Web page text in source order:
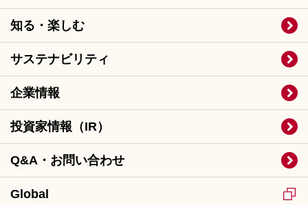
知る・楽しむ
サステナビリティ
企業情報
投資家情報（IR）
Q&A・お問い合わせ
Global